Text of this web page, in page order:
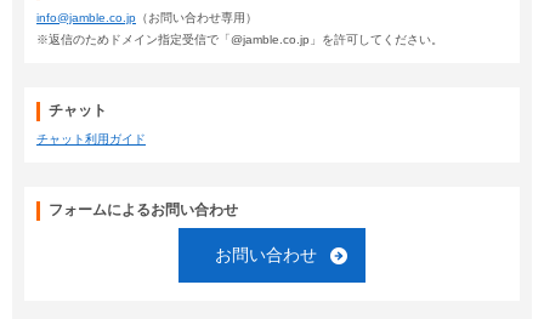
info@jamble.co.jp （お問い合わせ専用）
※返信のためドメイン指定受信で「@jamble.co.jp」を許可してください。
チャット
チャット利用ガイド
フォームによるお問い合わせ
お問い合わせ